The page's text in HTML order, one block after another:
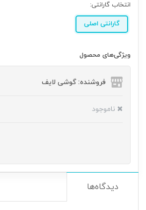
انتخاب گارانتی:
گارانتی اصلی
ویژگی‌های محصول
فروشنده: گوشی لایف
ناموجود
دیدگاه‌ها